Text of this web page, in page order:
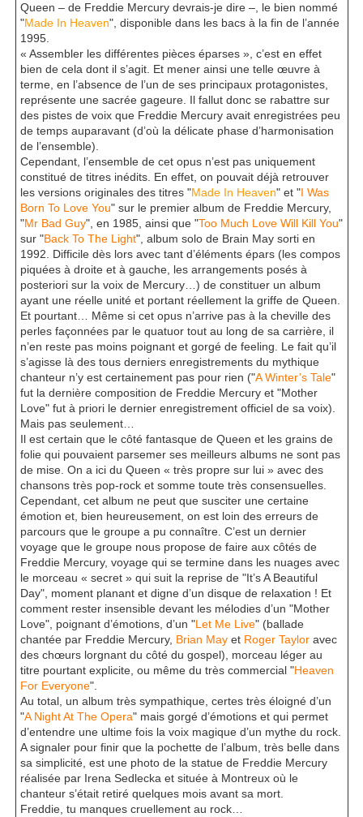
Queen – de Freddie Mercury devrais-je dire –, le bien nommé
"Made In Heaven", disponible dans les bacs à la fin de l’année
1995.
« Assembler les différentes pièces éparses », c’est en effet
bien de cela dont il s’agit. Et mener ainsi une telle œuvre à
terme, en l’absence de l’un de ses principaux protagonistes,
représente une sacrée gageure. Il fallut donc se rabattre sur
des pistes de voix que Freddie Mercury avait enregistrées peu
de temps auparavant (d’où la délicate phase d’harmonisation
de l’ensemble).
Cependant, l’ensemble de cet opus n’est pas uniquement
constitué de titres inédits. En effet, on pouvait déjà retrouver
les versions originales des titres "Made In Heaven" et "I Was
Born To Love You" sur le premier album de Freddie Mercury,
"Mr Bad Guy", en 1985, ainsi que "Too Much Love Will Kill You"
sur "Back To The Light", album solo de Brain May sorti en
1992. Difficile dès lors avec tant d’éléments épars (les compos
piquées à droite et à gauche, les arrangements posés à
posteriori sur la voix de Mercury…) de constituer un album
ayant une réelle unité et portant réellement la griffe de Queen.
Et pourtant… Même si cet opus n’arrive pas à la cheville des
perles façonnées par le quatuor tout au long de sa carrière, il
n’en reste pas moins poignant et gorgé de feeling. Le fait qu’il
s’agisse là des tous derniers enregistrements du mythique
chanteur n’y est certainement pas pour rien ("A Winter’s Tale"
fut la dernière composition de Freddie Mercury et "Mother
Love" fut à priori le dernier enregistrement officiel de sa voix).
Mais pas seulement…
Il est certain que le côté fantasque de Queen et les grains de
folie qui pouvaient parsemer ses meilleurs albums ne sont pas
de mise. On a ici du Queen « très propre sur lui » avec des
chansons très pop-rock et somme toute très consensuelles.
Cependant, cet album ne peut que susciter une certaine
émotion et, bien heureusement, on est loin des erreurs de
parcours que le groupe a pu connaître. C’est un dernier
voyage que le groupe nous propose de faire aux côtés de
Freddie Mercury, voyage qui se termine dans les nuages avec
le morceau « secret » qui suit la reprise de "It’s A Beautiful
Day", moment planant et digne d’un disque de relaxation ! Et
comment rester insensible devant les mélodies d’un "Mother
Love", poignant d’émotions, d’un "Let Me Live" (ballade
chantée par Freddie Mercury, Brian Mayet Roger Tayloravec
des chœurs lorgnant du côté du gospel), morceau léger au
titre pourtant explicite, ou même du très commercial "Heaven
For Everyone".
Au total, un album très sympathique, certes très éloigné d’un
"A Night At The Opera" mais gorgé d’émotions et qui permet
d’entendre une ultime fois la voix magique d’un mythe du rock.
A signaler pour finir que la pochette de l’album, très belle dans
sa simplicité, est une photo de la statue de Freddie Mercury
réalisée par Irena Sedlecka et située à Montreux où le
chanteur s’était retiré quelques mois avant sa mort.
Freddie, tu manques cruellement au rock…